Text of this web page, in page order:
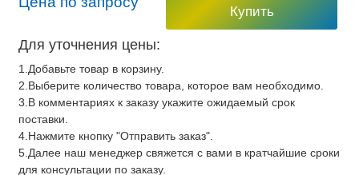
Купить
Для уточнения цены:
1.Добавьте товар в корзину.
2.Выберите количество товара, которое вам необходимо.
3.В комментариях к заказу укажите ожидаемый срок
поставки.
4.Нажмите кнопку "Отправить заказ".
5.Далее наш менеджер свяжется с вами в кратчайшие сроки
для консультации по заказу.